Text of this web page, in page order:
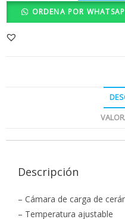
ORDENA POR
Descripción
– Cámara de carga de
– Temperatura ajustable